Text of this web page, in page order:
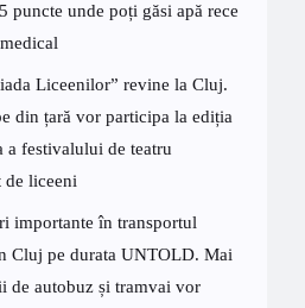
puncte unde poți găsi apă rece
Liceenilor” revine la Cluj.
din țară vor participa la ediția
festivalului de teatru
de liceeni
importante în transportul
Cluj pe durata UNTOLD. Mai
de autobuz și tramvai vor